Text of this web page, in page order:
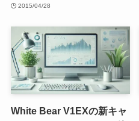
2015/04/28
White Bear V1EXの新キャ